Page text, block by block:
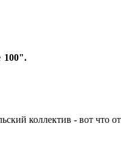
100".
коллектив - вот что